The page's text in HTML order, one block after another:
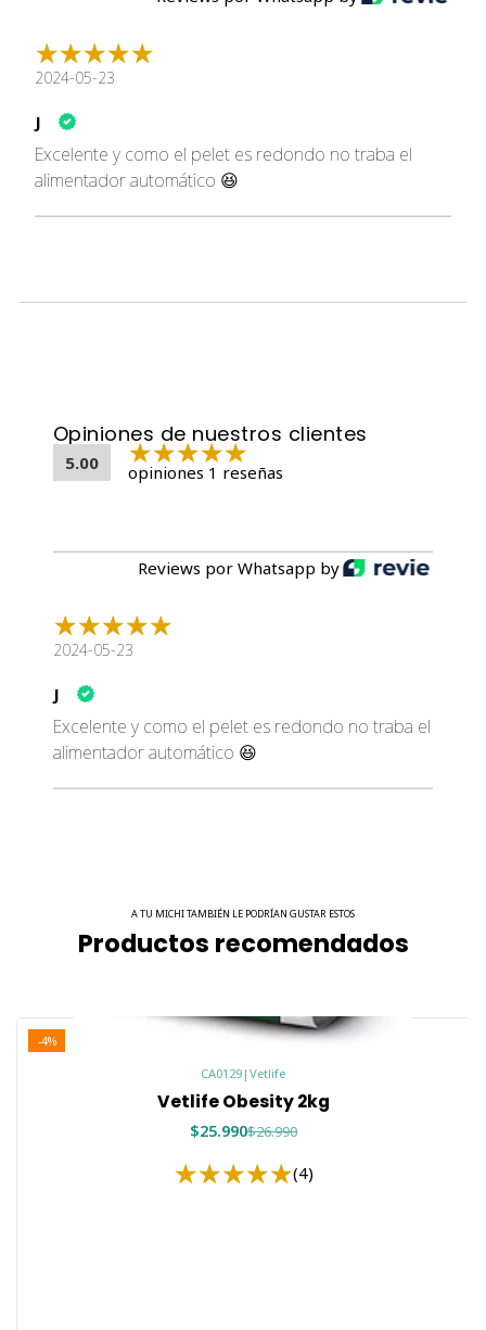
2024-05-23
J
Excelente y como el pelet es redondo no traba el
alimentador automático 😆
Opiniones de nuestros clientes
5.00 opiniones 1 reseñas
Reviews por Whatsapp by
2024-05-23
J
Excelente y como el pelet es redondo no traba el
alimentador automático 😆
A TU MICHI TAMBIÉN LE PODRÍAN GUSTAR ESTOS
Productos recomendados
-4%
CA0129 | Vetlife
Vetlife Obesity 2kg
$25.990$26.990
(4)